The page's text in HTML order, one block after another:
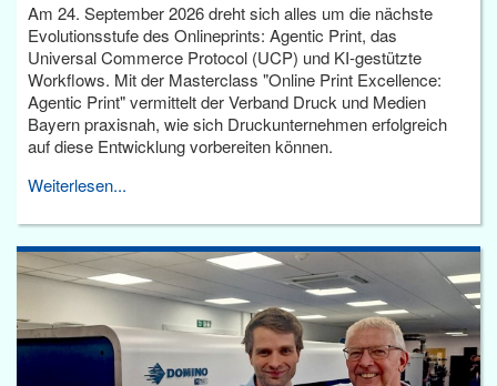
Am 24. September 2026 dreht sich alles um die nächste
Evolutionsstufe des Onlineprints: Agentic Print, das
Universal Commerce Protocol (UCP) und KI-gestützte
Workflows. Mit der Masterclass "Online Print Excellence:
Agentic Print" vermittelt der Verband Druck und Medien
Bayern praxisnah, wie sich Druckunternehmen erfolgreich
auf diese Entwicklung vorbereiten können.
Weiterlesen...